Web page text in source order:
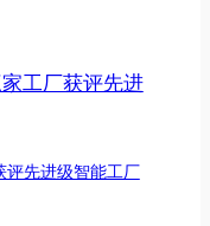
评先进级智能工厂